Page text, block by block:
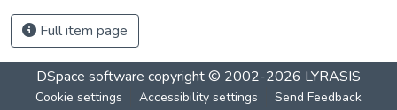
Full item page
DSpace software copyright © 2002-2026 LYRASIS
Cookie settings Accessibility settings Send Feedback